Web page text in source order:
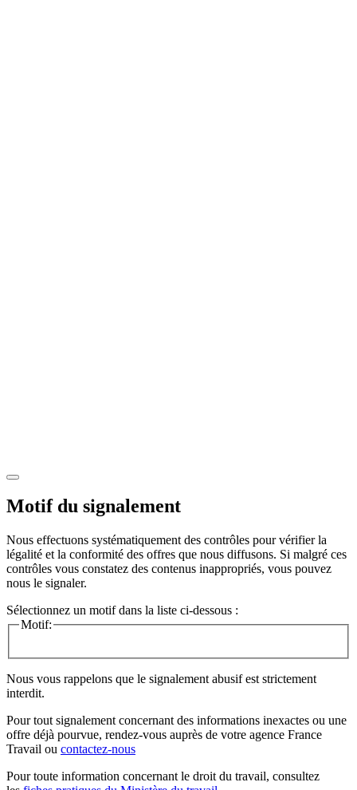
Motif du signalement
Nous effectuons systématiquement des contrôles pour vérifier la
légalité et la conformité des offres que nous diffusons. Si malgré ces
contrôles vous constatez des contenus inappropriés, vous pouvez
nous le signaler.
Sélectionnez un motif dans la liste ci-dessous :
Motif:
Nous vous rappelons que le signalement abusif est strictement
interdit.
Pour tout signalement concernant des informations inexactes ou une
offre déjà pourvue, rendez-vous auprès de votre agence France
Travail ou contactez-nous
Pour toute information concernant le droit du travail, consultez